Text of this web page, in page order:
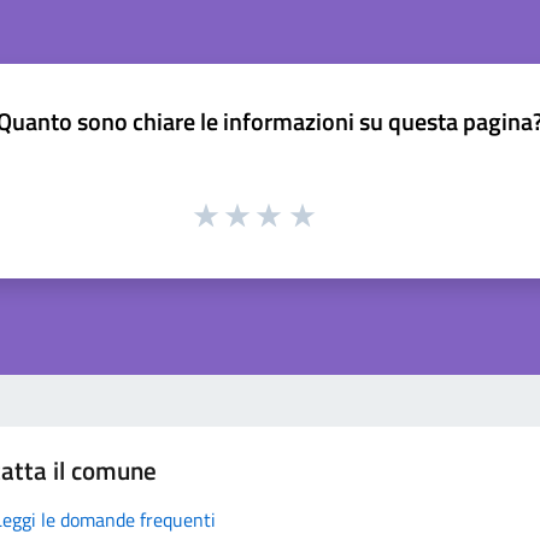
sono chiare le informazioni su questa
il comune
le domande frequenti